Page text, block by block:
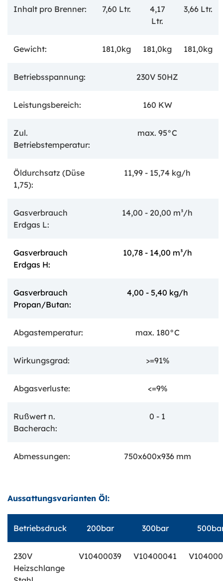
Inhalt pro Brenner: 7,60 Ltr.
4,17
Ltr.
3,66 Ltr.
Gewicht: 181,0kg 181,0kg 181,0kg
Betriebsspannung: 230V 50HZ
Leistungsbereich: 160 KW
Zul.
Betriebstemperatur:
max. 95°C
Öldurchsatz (Düse
1,75):
11,99 - 15,74 kg/h
Gasverbrauch
Erdgas L:
14,00 - 20,00 m³/h
Gasverbrauch
Erdgas H:
10,78 - 14,00 m³/h
Gasverbrauch
Propan/Butan:
4,00 - 5,40 kg/h
Abgastemperatur: max. 180°C
Wirkungsgrad: >=91%
Abgasverluste: <=9%
Rußwert n.
Bacherach:
0 - 1
Abmessungen: 750x600x936 mm
Aussattungsvarianten Öl:
Betriebsdruck 200bar 300bar
230V
Heizschlange
V10400039 V10400041